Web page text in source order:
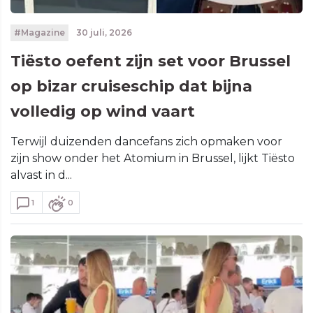
#Magazine 30 juli, 2026
Tiësto oefent zijn set voor Brussel
op bizar cruiseschip dat bijna
volledig op wind vaart
Terwijl duizenden dancefans zich opmaken voor
zijn show onder het Atomium in Brussel, lijkt Tiësto
alvast in d...
1 0